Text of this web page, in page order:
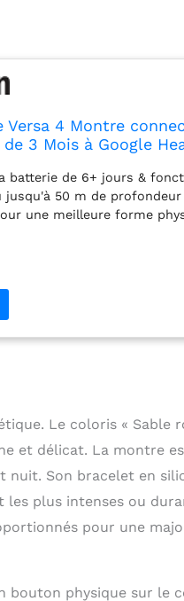
Versa 4 Montre
3 Mois à Google
Rose cuivré
batterie de 6+ jours &
jusqu'à 50 m de profondeur
une meilleure forme
suivi de l'activité tout au
fréquence cardiaque, 40+
Outils pour
personnel,
gestion du stress,
conscience Conçu pour
Bluetooth, cadrans
de batterie & fonction de
inclus pour des
vidéo, à l'indice
Le coloris « Sable
et délicat. La montre
Son bracelet en
plus intenses ou
pour une
physique sur le